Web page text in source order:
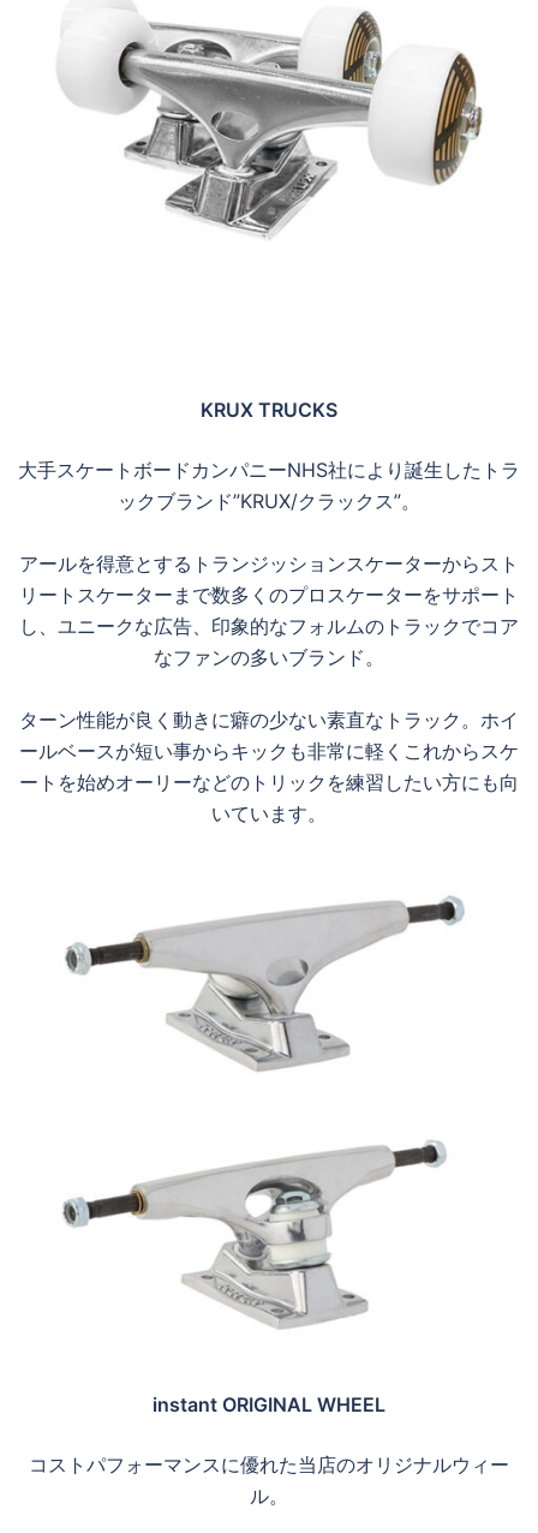
KRUX TRUCKS
大手スケートボードカンパニーNHS社により誕生したトラ
ックブランド”KRUX/クラックス”。
アールを得意とするトランジッションスケーターからスト
リートスケーターまで数多くのプロスケーターをサポート
し、ユニークな広告、印象的なフォルムのトラックでコア
なファンの多いブランド。
ターン性能が良く動きに癖の少ない素直なトラック。ホイ
ールベースが短い事からキックも非常に軽くこれからスケ
ートを始めオーリーなどのトリックを練習したい方にも向
いています。
instant ORIGINAL WHEEL
コストパフォーマンスに優れた当店のオリジナルウィー
ル。